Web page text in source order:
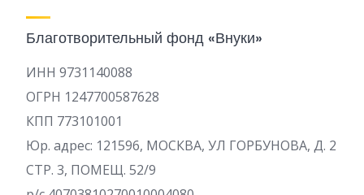
Благотворительный фонд «Внуки»
ИНН 9731140088
ОГРН 1247700587628
КПП 773101001
Юр. адрес: 121596, МОСКВА, УЛ ГОРБУНОВА, Д. 2
СТР. 3, ПОМЕЩ. 52/9